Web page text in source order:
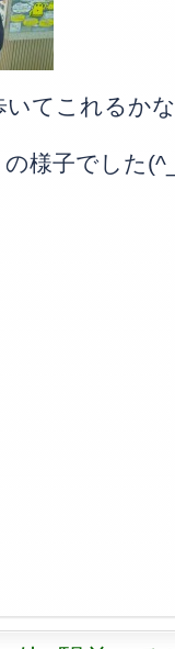
いてこれるか
様子でした